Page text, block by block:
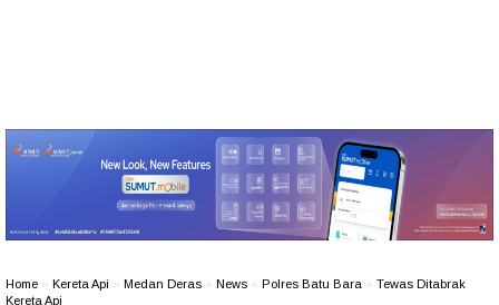
Home Kereta Api Medan Deras News Polres Batu Bara
Tewas Ditabrak
Kereta Api